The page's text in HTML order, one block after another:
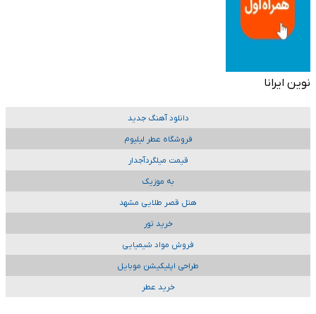
نوین ایرانا
دانلود آهنگ جدید
فروشگاه عطر لیلیوم
قیمت میلگردآجدار
به موزیک
هتل قصر طلایی مشهد
خرید تور
فروش مواد شیمیایی
طراحی اپلیکیشن موبایل
خرید عطر